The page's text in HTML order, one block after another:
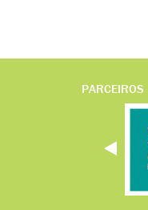
PARCEIROS